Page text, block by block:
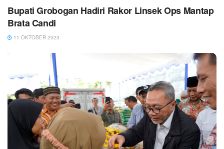
Bupati Grobogan Hadiri Rakor Linsek Ops Mantap
Brata Candi
11 OKTOBER 2023